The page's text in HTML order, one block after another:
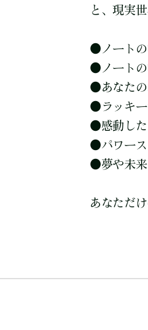
と、現実
● ノート
● ノート
●あなた
● ラッキ
●感動し
●パワー
●夢や未
あなただ